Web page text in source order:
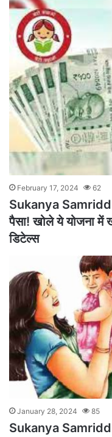
February 17, 2024 62
Sukanya
पैसा! खोले ये योजना में
डिटेल्स
January 28, 2024 85
Sukanya